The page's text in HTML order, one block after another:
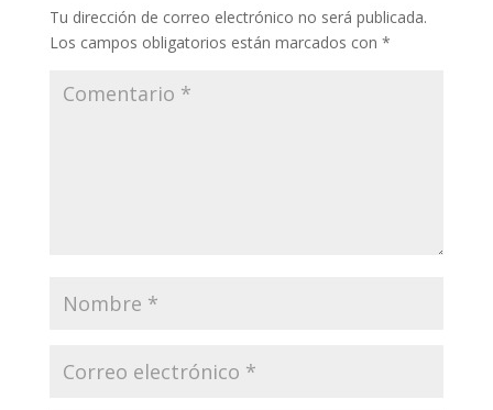
Tu dirección de correo electrónico no será publicada.
Los campos obligatorios están marcados con *